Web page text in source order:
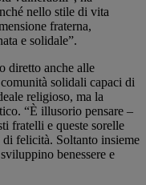
nello stile di vita
fraterna,
e solidale”.
diretto anche alle
solidali capaci di
religioso, ma la
“È illusorio pensare –
fratelli e queste sorelle
felicità. Soltanto insieme
benessere e